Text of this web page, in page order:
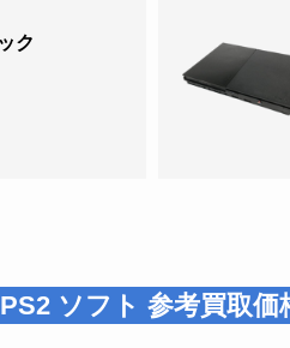
ク
PS2 ソフト 参考買取価